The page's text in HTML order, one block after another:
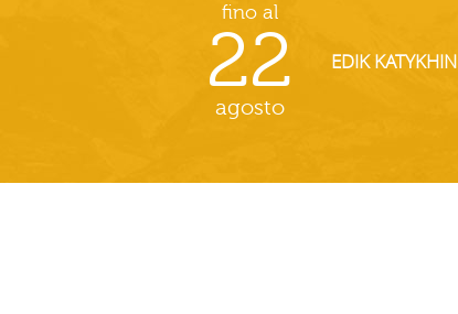
fino al
22
agosto
EDIK KATYKHIN